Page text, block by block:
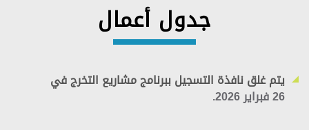
جدول أعمال
يتم غلق نافذة التسجيل ببرنامج مشاريع التخرج ​في
26 فبراير 2026.